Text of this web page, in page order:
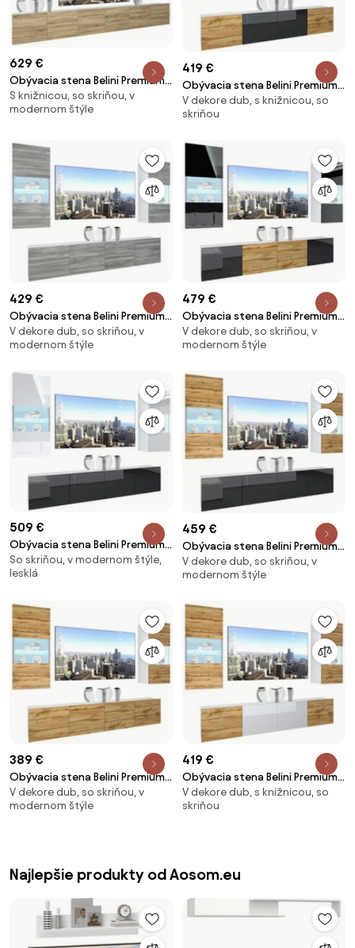
629 €
Obývacia stena Belini Premium
Full Version dub sonoma+ LED
osvetlenie Nexum 12
S knižnicou, so skriňou, v
modernom štýle
419 €
Obývacia stena Belini Premium
Full Version dub wotan / čierny
lesk + LED osvetlenie Nexum 109
V dekore dub, s knižnicou, so
skriňou
429 €
Obývacia stena Belini Premium
Full Version šedý antracit
Glamour Wood + LED osvetlenie
V dekore dub, so skriňou, v
modernom štýle
479 €
Obývacia stena Belini Premium
Full Version čierny lesk / dub
wotan + LED osvetlenie Nexum
V dekore dub, so skriňou, v
modernom štýle
509 €
Obývacia stena Belini Premium
Full Version biely lesk / čierny
lesk + LED osvetlenie Nexum 107
So skriňou, v modernom štýle,
lesklá
459 €
Obývacia stena Belini Premium
Full Version dub wotan / čierny
lesk + LED osvetlenie Nexum 108
V dekore dub, so skriňou, v
modernom štýle
389 €
Obývacia stena Belini Premium
Full Version dub wotan + LED
osvetlenie Nexum 113
V dekore dub, so skriňou, v
modernom štýle
419 €
Obývacia stena Belini Premium
Full Version dub wotan / biely
lesk + LED osvetlenie Nexum 104
V dekore dub, s knižnicou, so
skriňou
Najlepšie produkty od Aosom.eu